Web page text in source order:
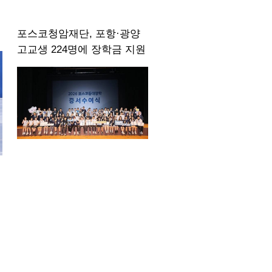
포스코청암재단, 포항·광양
고교생 224명에 장학금 지원